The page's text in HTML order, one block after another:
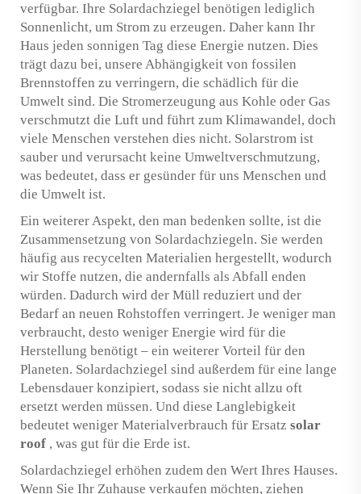
verfügbar. Ihre Solardachziegel benötigen lediglich
Sonnenlicht, um Strom zu erzeugen. Daher kann Ihr
Haus jeden sonnigen Tag diese Energie nutzen. Dies
trägt dazu bei, unsere Abhängigkeit von fossilen
Brennstoffen zu verringern, die schädlich für die
Umwelt sind. Die Stromerzeugung aus Kohle oder Gas
verschmutzt die Luft und führt zum Klimawandel, doch
viele Menschen verstehen dies nicht. Solarstrom ist
sauber und verursacht keine Umweltverschmutzung,
was bedeutet, dass er gesünder für uns Menschen und
die Umwelt ist.
Ein weiterer Aspekt, den man bedenken sollte, ist die
Zusammensetzung von Solardachziegeln. Sie werden
häufig aus recycelten Materialien hergestellt, wodurch
wir Stoffe nutzen, die andernfalls als Abfall enden
würden. Dadurch wird der Müll reduziert und der
Bedarf an neuen Rohstoffen verringert. Je weniger man
verbraucht, desto weniger Energie wird für die
Herstellung benötigt – ein weiterer Vorteil für den
Planeten. Solardachziegel sind außerdem für eine lange
Lebensdauer konzipiert, sodass sie nicht allzu oft
ersetzt werden müssen. Und diese Langlebigkeit
bedeutet weniger Materialverbrauch für Ersatz solar
roof , was gut für die Erde ist.
Solardachziegel erhöhen zudem den Wert Ihres Hauses.
Wenn Sie Ihr Zuhause verkaufen möchten, ziehen